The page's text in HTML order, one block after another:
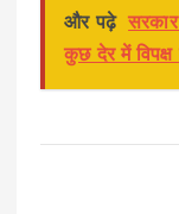
और पढ़े
कुछ देर में